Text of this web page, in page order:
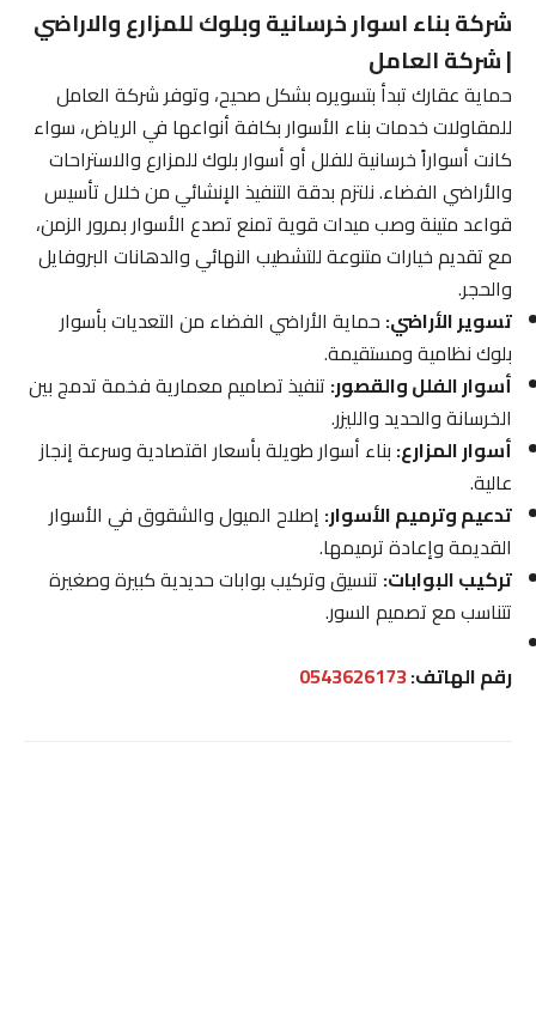
شركة بناء اسوار خرسانية وبلوك للمزارع والاراضي
| شركة العامل
حماية عقارك تبدأ بتسويره بشكل صحيح، وتوفر شركة العامل
للمقاولات خدمات بناء الأسوار بكافة أنواعها في الرياض، سواء
كانت أسواراً خرسانية للفلل أو أسوار بلوك للمزارع والاستراحات
والأراضي الفضاء. نلتزم بدقة التنفيذ الإنشائي من خلال تأسيس
قواعد متينة وصب ميدات قوية تمنع تصدع الأسوار بمرور الزمن،
مع تقديم خيارات متنوعة للتشطيب النهائي والدهانات البروفايل
والحجر.
تسوير الأراضي:حماية الأراضي الفضاء من التعديات بأسوار
بلوك نظامية ومستقيمة.
أسوار الفلل والقصور:تنفيذ تصاميم معمارية فخمة تدمج بين
الخرسانة والحديد والليزر.
أسوار المزارع:بناء أسوار طويلة بأسعار اقتصادية وسرعة إنجاز
عالية.
تدعيم وترميم الأسوار:إصلاح الميول والشقوق في الأسوار
القديمة وإعادة ترميمها.
تركيب البوابات:تنسيق وتركيب بوابات حديدية كبيرة وصغيرة
تتناسب مع تصميم السور.
رقم الهاتف:0543626173